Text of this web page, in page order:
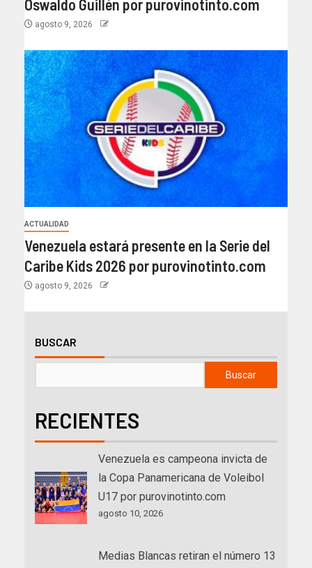
Oswaldo Guillén por purovinotinto.com
agosto 9, 2026
ACTUALIDAD
Venezuela estará presente en la Serie del
Caribe Kids 2026 por purovinotinto.com
agosto 9, 2026
BUSCAR
Buscar
RECIENTES
Venezuela es campeona invicta de
la Copa Panamericana de Voleibol
U17 por purovinotinto.com
agosto 10, 2026
Medias Blancas retiran el número 13